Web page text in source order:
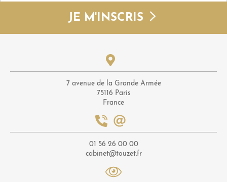
JE M'INSCRIS
7 avenue de la Grande Armée
75116 Paris
France
01 56 26 00 00
cabinet@touzet.fr